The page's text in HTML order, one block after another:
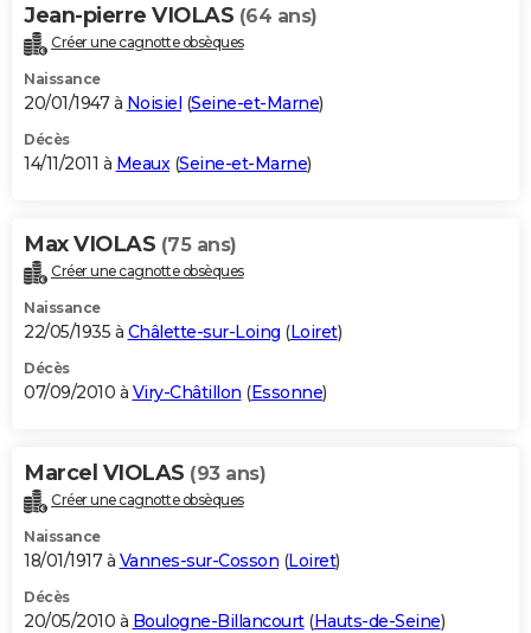
Jean-pierre VIOLAS (64 ans)
Créer une cagnotte obsèques
Naissance
20/01/1947 à Noisiel (Seine-et-Marne)
Décès
14/11/2011 à Meaux(Seine-et-Marne)
Max VIOLAS (75 ans)
Créer une cagnotte obsèques
Naissance
22/05/1935 à Châlette-sur-Loing (Loiret)
Décès
07/09/2010 à Viry-Châtillon (Essonne)
Marcel VIOLAS (93 ans)
Créer une cagnotte obsèques
Naissance
18/01/1917 à Vannes-sur-Cosson (Loiret)
Décès
20/05/2010 à Boulogne-Billancourt(Hauts-de-Seine)